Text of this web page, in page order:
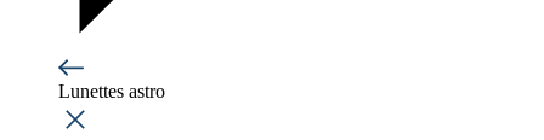
Lunettes astro